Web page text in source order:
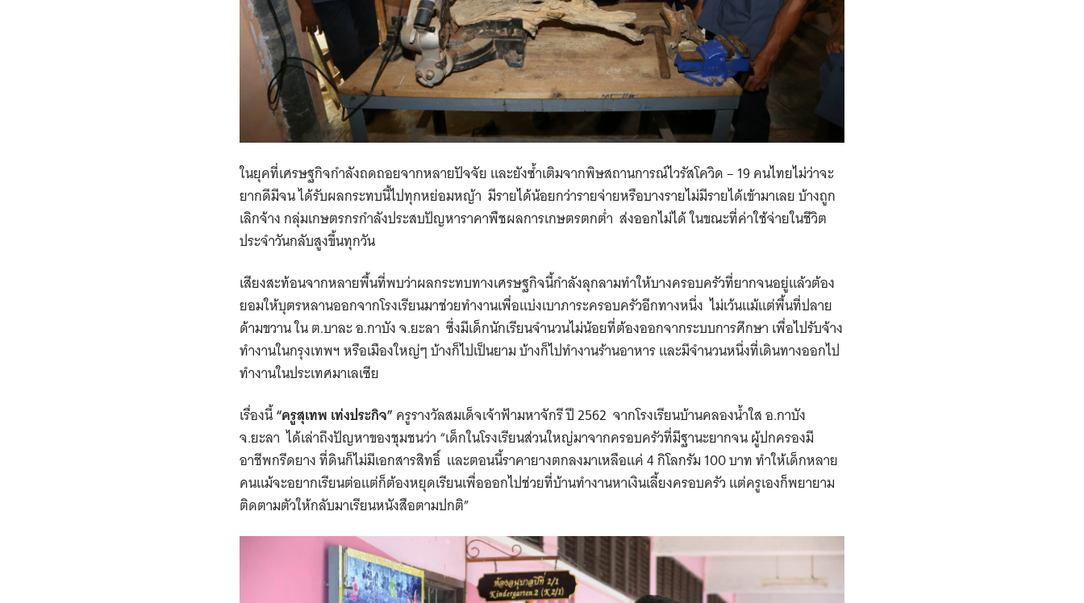
ในยุคที่เศรษฐกิจกำลังถดถอยจากหลายปัจจัย และยังซ้ำเติมจากพิษสถานการณ์ไวรัสโควิด – 19 คนไทยไม่ว่าจะ
ยากดีมีจน ได้รับผลกระทบนี้ไปทุกหย่อมหญ้า มีรายได้น้อยกว่ารายจ่ายหรือบางรายไม่มีรายได้เข้ามาเลย บ้างถูก
เลิกจ้าง กลุ่มเกษตรกรกำลังประสบปัญหาราคาพืชผลการเกษตรตกต่ำ ส่งออกไม่ได้ ในขณะที่ค่าใช้จ่ายในชีวิต
ประจำวันกลับสูงขึ้นทุกวัน
เสียงสะท้อนจากหลายพื้นที่พบว่าผลกระทบทางเศรษฐกิจนี้กำลังลุกลามทำให้บางครอบครัวที่ยากจนอยู่แล้วต้อง
ยอมให้บุตรหลานออกจากโรงเรียนมาช่วยทำงานเพื่อแบ่งเบาภาระครอบครัวอีกทางหนึ่ง ไม่เว้นแม้แต่พื้นที่ปลาย
ด้ามขวาน ใน ต.บาละ อ.กาบัง จ.ยะลา ซึ่งมีเด็กนักเรียนจำนวนไม่น้อยที่ต้องออกจากระบบการศึกษา เพื่อไปรับจ้าง
ทำงานในกรุงเทพฯ หรือเมืองใหญ่ๆ บ้างก็ไปเป็นยาม บ้างก็ไปทำงานร้านอาหาร และมีจำนวนหนึ่งที่เดินทางออกไป
ทำงานในประเทศมาเลเซีย
เรื่องนี้“ครูสุเทพ เท่งประกิจ” ครูรางวัลสมเด็จเจ้าฟ้ามหาจักรี ปี 2562 จากโรงเรียนบ้านคลองน้ำใส อ.กาบัง
จ.ยะลา ได้เล่าถึงปัญหาของชุมชนว่า “เด็กในโรงเรียนส่วนใหญ่มาจากครอบครัวที่มีฐานะยากจน ผู้ปกครองมี
อาชีพกรีดยาง ที่ดินก็ไม่มีเอกสารสิทธิ์ และตอนนี้ราคายางตกลงมาเหลือแค่ 4 กิโลกรัม 100 บาท ทำให้เด็กหลาย
คนแม้จะอยากเรียนต่อแต่ก็ต้องหยุดเรียนเพื่อออกไปช่วยที่บ้านทำงานหาเงินเลี้ยงครอบครัว แต่ครูเองก็พยายาม
ติดตามตัวให้กลับมาเรียนหนังสือตามปกติ”